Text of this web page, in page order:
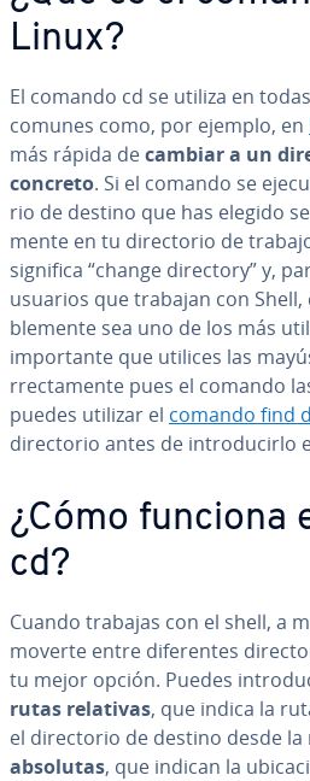
Linux?
El comando cd se utiliza en
comunes como, por ejemplo, en
más rápida decambiar a un
concreto. Si el comando se
rio de destino que has elegido
me­n­te en tu di­re­c­to­rio de
significa “change directory” y,
usuarios que trabajan con
ble­me­n­te sea uno de los más
im­po­r­ta­n­te que utilices las
rre­c­ta­me­n­te pues el comando
puedes utilizar el comando find
di­re­c­to­rio antes de in­tro­du­ci­r­lo
¿Cómo funciona
cd?
Cuando trabajas con el shell, a
moverte entre di­fe­re­n­tes
tu mejor opción. Puedes
rutas relativas, que indica la
el di­re­c­to­rio de destino desde la
absolutas, que indican la